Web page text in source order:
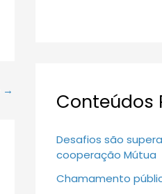
→ Conteúdos
Desafios são
cooperação Mútua
Chamamento